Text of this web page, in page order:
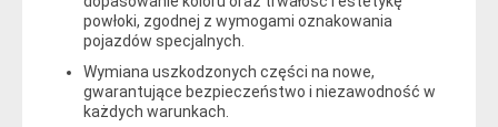
powłoki, zgodnej z wymogami oznakowania
pojazdów specjalnych.
Wymiana uszkodzonych części na nowe,
gwarantujące bezpieczeństwo i niezawodność w
każdych warunkach.